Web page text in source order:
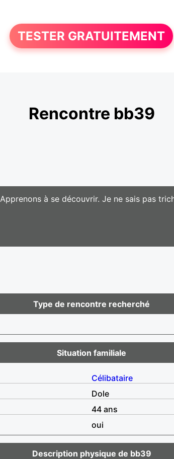
TESTER GRATUITEMENT
Rencontre bb39
Apprenons à se découvrir. Je ne sais pas
Type de rencontre recherché
Situation familiale
Célibataire
Dole
44 ans
oui
Description physique de bb39